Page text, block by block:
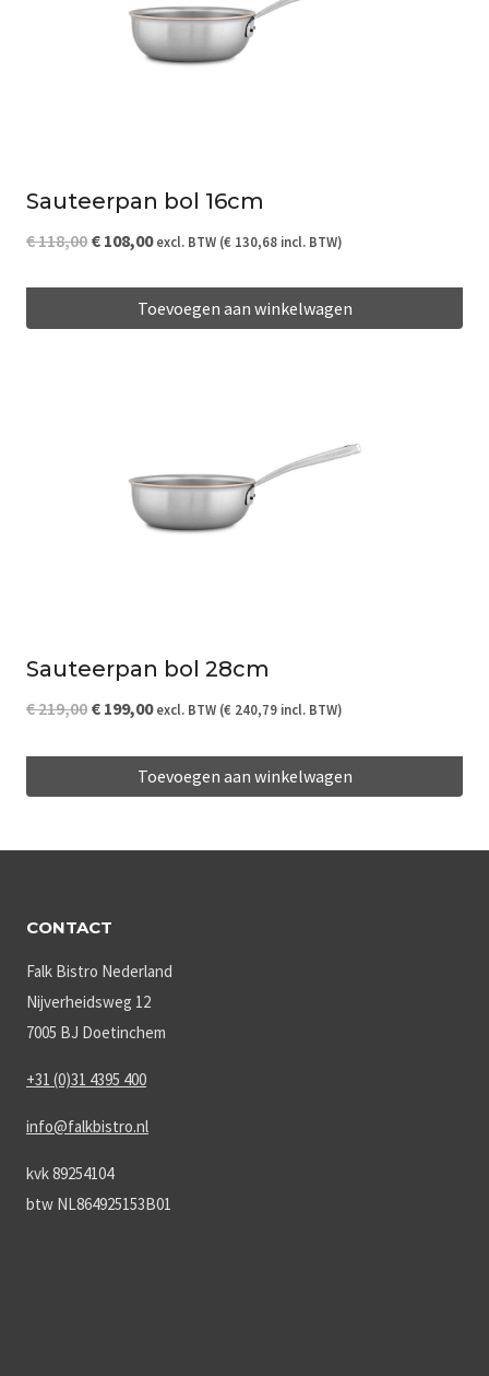
Sauteerpan bol 16cm
€118,00 Oorspronkelijke
€ 108,00Huidige
is:
excl. BTW (€ 130,68 incl. BTW)
Toevoegen aan winkelwagen
Sauteerpan bol 28cm
€219,00 Oorspronkelijke
€ 199,00Huidige
is:
excl. BTW (€ 240,79 incl. BTW)
Toevoegen aan winkelwagen
CONTACT
Falk Bistro Nederland
Nijverheidsweg 12
7005 BJ Doetinchem
+31 (0)31 4395 400
info@falkbistro.nl
kvk 89254104
btw NL864925153B01